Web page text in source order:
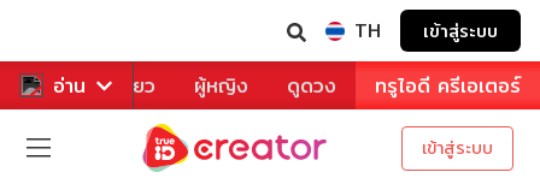
TH เข้าสู่ระบบ
อ่าน
หาร ท่องเที่ยว ผู้หญิง ดูดวง ทรูไอดี ครีเอเตอร์
เข้าสู่ระบบ